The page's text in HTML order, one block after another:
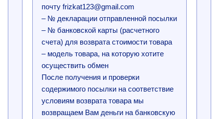
почту frizkat123@gmail.com
– № декларации отправленной посылки
– № банковской карты (расчетного
счета) для возврата стоимости товара
– модель товара, на которую хотите
осуществить обмен
После получения и проверки
содержимого посылки на соответствие
условиям возврата товара мы
возвращаем Вам деньги на банковскую